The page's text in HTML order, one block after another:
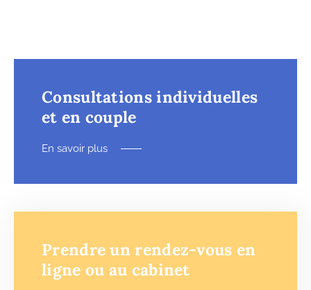
Consultations individuelles
et en couple
En savoir plus
Prendre un rendez-vous en
ligne ou au cabinet